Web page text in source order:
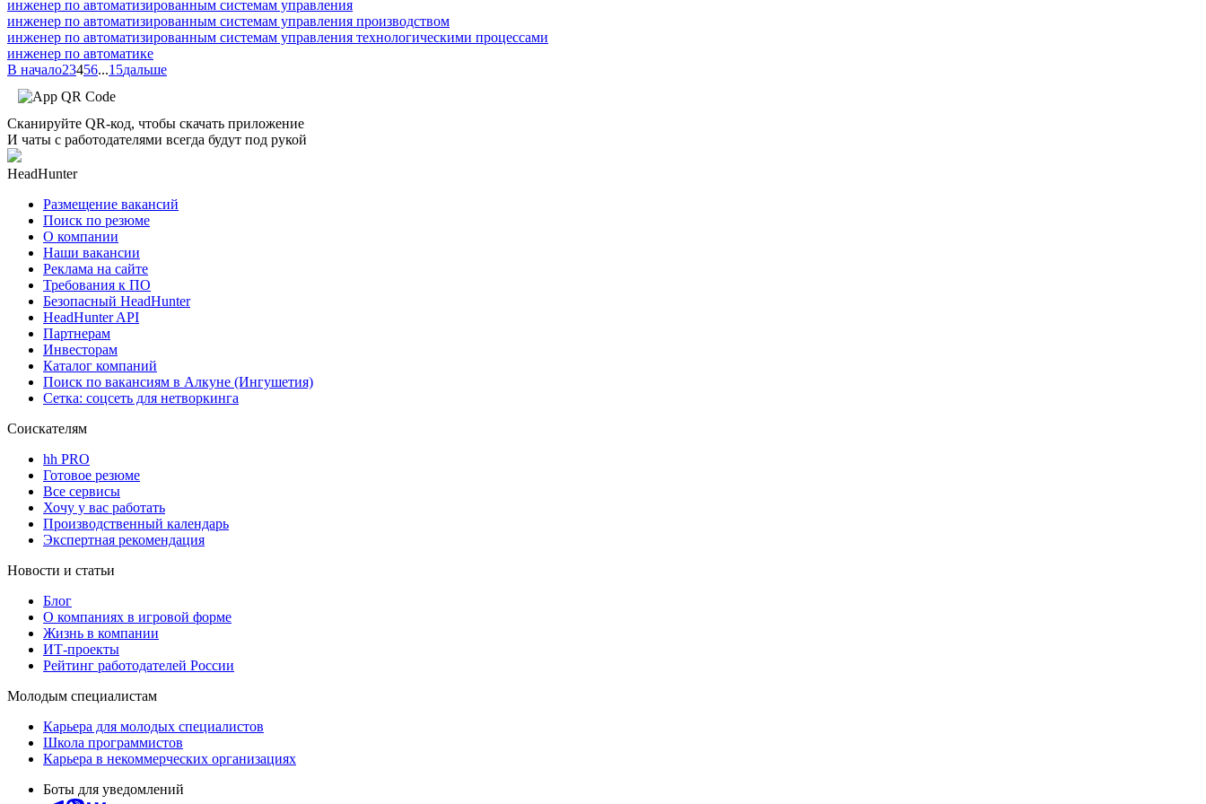
инженер по автоматизированным системам управления
инженер по автоматизированным системам управления производством
инженер по автоматизированным системам управления технологическими процессами
инженер по автоматике
В начало23456...15дальше
Сканируйте QR-код, чтобы скачать приложение
И чаты с работодателями всегда будут под рукой
HeadHunter
Размещение вакансий
Поиск по резюме
О компании
Наши вакансии
Реклама на сайте
Требования к ПО
Безопасный HeadHunter
HeadHunter API
Партнерам
Инвесторам
Каталог компаний
Поиск по вакансиям в Алкуне (Ингушетия)
Сетка: соцсеть для нетворкинга
Соискателям
hh PRO
Готовое резюме
Все сервисы
Хочу у вас работать
Производственный календарь
Экспертная рекомендация
Новости и статьи
Блог
О компаниях в игровой форме
Жизнь в компании
ИТ-проекты
Рейтинг работодателей России
Молодым специалистам
Карьера для молодых специалистов
Школа программистов
Карьера в некоммерческих организациях
Боты для уведомлений